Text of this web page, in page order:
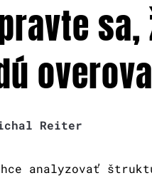
sa,
Reiter
analyzovať